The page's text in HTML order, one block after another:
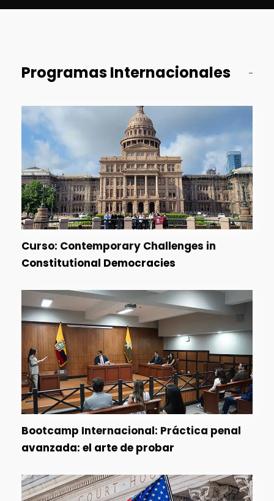
Programas Internacionales
Curso: Contemporary Challenges in
Constitutional Democracies
Bootcamp Internacional: Práctica penal
avanzada: el arte de probar